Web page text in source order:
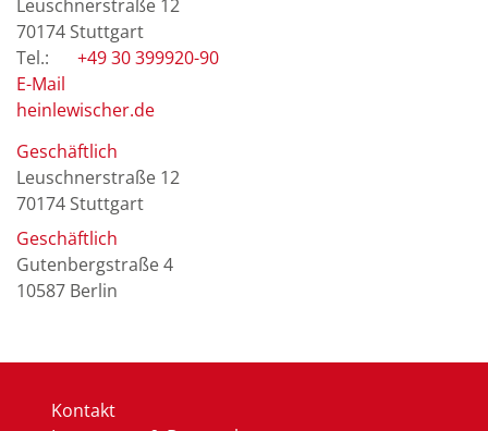
Leuschnerstraße 12
70174 Stuttgart
+49 30 399920-90
E-Mail
heinlewischer.de
Geschäftlich
Leuschnerstraße 12
70174 Stuttgart
Geschäftlich
Gutenbergstraße 4
10587 Berlin
Kontakt